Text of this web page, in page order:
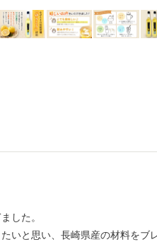
した。
いと思い、長崎県産の材料をブ